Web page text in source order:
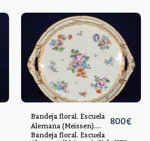
Bandeja floral. Escuela
Alemana (Meissen).
Siglo XIX
800€
Bandeja floral. Escuela